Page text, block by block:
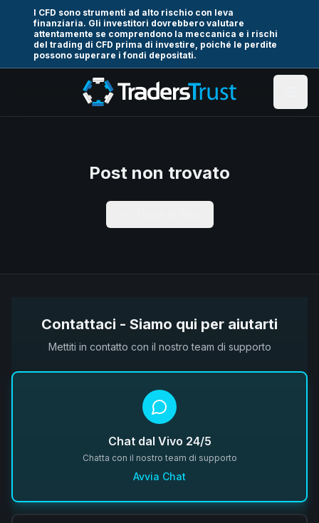
I CFD sono strumenti ad alto rischio con leva
finanziaria. Gli investitori dovrebbero valutare
attentamente se comprendono la meccanica e i rischi
del trading di CFD prima di investire, poiché le perdite
possono superare i fondi depositati.
Post non trovato
Contattaci - Siamo qui per aiutarti
Mettiti in contatto con il nostro team di supporto
Chat dal Vivo 24/5
Chatta con il nostro team di supporto
Avvia Chat